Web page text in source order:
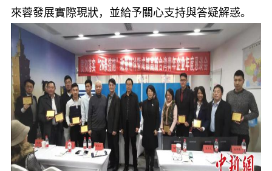
來蓉發展實際現狀，並給予關心支持與答疑解惑。